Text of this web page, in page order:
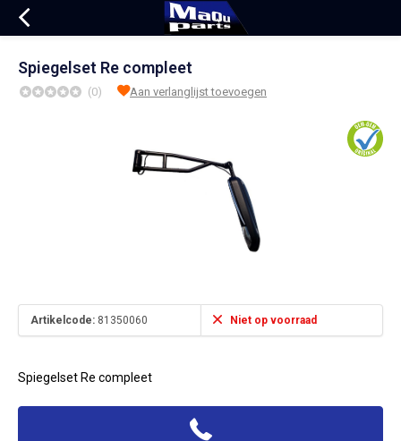
Spiegelset Re compleet
(0) Aan verlanglijst toevoegen
Artikelcode: 81350060 Niet op voorraad
Spiegelset Re compleet